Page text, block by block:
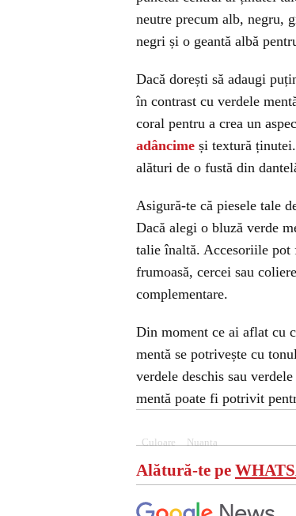
neutre precum alb, negru,
negri și o geantă albă
Dacă dorești să adaugi
în contrast cu verdele
coral pentru a crea un
adâncime și textură
alături de o fustă din
Asigură-te că piesele tale
Dacă alegi o bluză verde
talie înaltă. Accesoriile pot
frumoasă, cercei sau
complementare.
Din moment ce ai aflat cu
mentă se potrivește cu
verdele deschis sau
mentă poate fi potrivit
Culoare Nuanta
Alătură-te pe